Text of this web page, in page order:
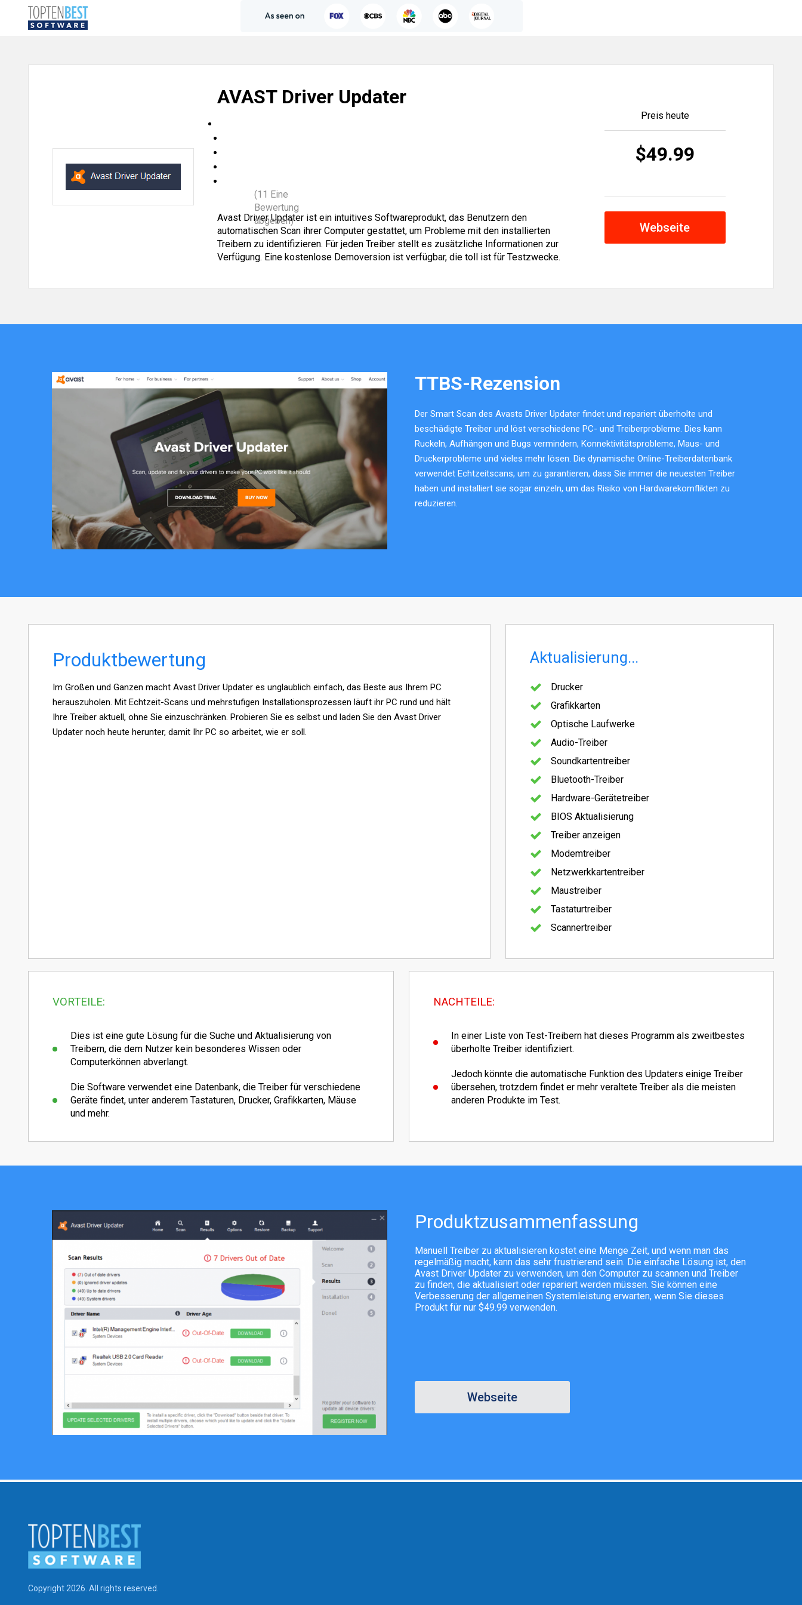
AVAST Driver Updater
(11 Eine
Bewertung
abgeben)
Avast Driver Updater ist ein intuitives Softwareprodukt, das Benutzern den
automatischen Scan ihrer Computer gestattet, um Probleme mit den installierten
Treibern zu identifizieren. Für jeden Treiber stellt es zusätzliche Informationen zur
Verfügung. Eine kostenlose Demoversion ist verfügbar, die toll ist für Testzwecke.
Preis heute
$49.99
Webseite
TTBS-Rezension
Der Smart Scan des Avasts Driver Updater findet und repariert überholte und
beschädigte Treiber und löst verschiedene PC- und Treiberprobleme. Dies kann
Ruckeln, Aufhängen und Bugs vermindern, Konnektivitätsprobleme, Maus- und
Druckerprobleme und vieles mehr lösen. Die dynamische Online-Treiberdatenbank
verwendet Echtzeitscans, um zu garantieren, dass Sie immer die neuesten Treiber
haben und installiert sie sogar einzeln, um das Risiko von Hardwarekomflikten zu
reduzieren.
Produktbewertung
Im Großen und Ganzen macht Avast Driver Updater es unglaublich einfach, das Beste aus Ihrem PC
herauszuholen. Mit Echtzeit-Scans und mehrstufigen Installationsprozessen läuft ihr PC rund und hält
Ihre Treiber aktuell, ohne Sie einzuschränken. Probieren Sie es selbst und laden Sie den Avast Driver
Updater noch heute herunter, damit Ihr PC so arbeitet, wie er soll.
Aktualisierung...
Drucker
Grafikkarten
Optische Laufwerke
Audio-Treiber
Soundkartentreiber
Bluetooth-Treiber
Hardware-Gerätetreiber
BIOS Aktualisierung
Treiber anzeigen
Modemtreiber
Netzwerkkartentreiber
Maustreiber
Tastaturtreiber
Scannertreiber
VORTEILE:
Dies ist eine gute Lösung für die Suche und Aktualisierung von
Treibern, die dem Nutzer kein besonderes Wissen oder
Computerkönnen abverlangt.
Die Software verwendet eine Datenbank, die Treiber für verschiedene
Geräte findet, unter anderem Tastaturen, Drucker, Grafikkarten, Mäuse
und mehr.
NACHTEILE:
In einer Liste von Test-Treibern hat dieses Programm als zweitbestes
überholte Treiber identifiziert.
Jedoch könnte die automatische Funktion des Updaters einige Treiber
übersehen, trotzdem findet er mehr veraltete Treiber als die meisten
anderen Produkte im Test.
Produktzusammenfassung
Manuell Treiber zu aktualisieren kostet eine Menge Zeit, und wenn man das
regelmäßig macht, kann das sehr frustrierend sein. Die einfache Lösung ist, den
Avast Driver Updater zu verwenden, um den Computer zu scannen und Treiber
zu finden, die aktualisiert oder repariert werden müssen. Sie können eine
Verbesserung der allgemeinen Systemleistung erwarten, wenn Sie dieses
Produkt für nur $49.99 verwenden.
Webseite
Copyright 2026. All rights reserved.